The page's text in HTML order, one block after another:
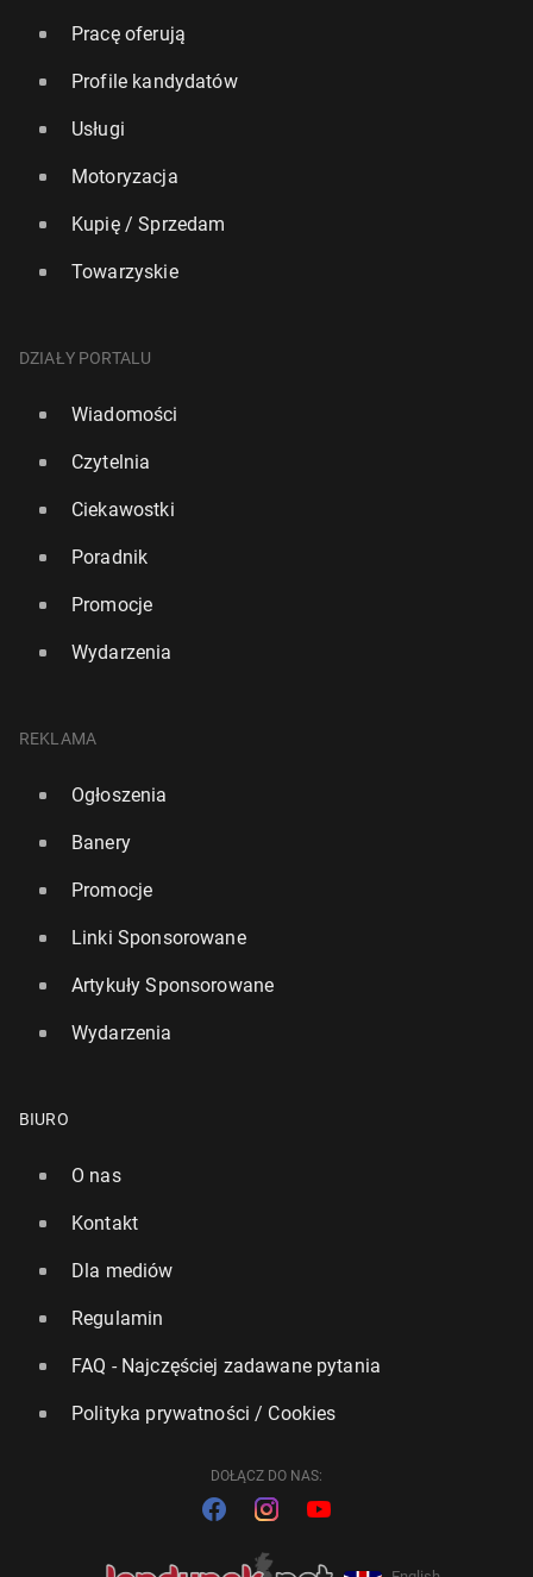
Pracę oferują
Profile kandydatów
Usługi
Motoryzacja
Kupię / Sprzedam
Towarzyskie
DZIAŁY PORTALU
Wiadomości
Czytelnia
Ciekawostki
Poradnik
Promocje
Wydarzenia
REKLAMA
Ogłoszenia
Banery
Promocje
Linki Sponsorowane
Artykuły Sponsorowane
Wydarzenia
BIURO
O nas
Kontakt
Dla mediów
Regulamin
FAQ - Najczęściej zadawane pytania
Polityka prywatności / Cookies
DOŁĄCZ DO NAS: